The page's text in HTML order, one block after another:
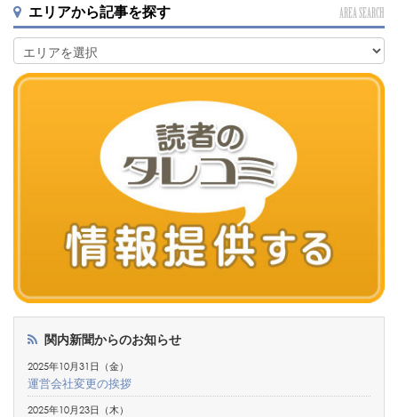
エリアから記事を探す AREA SEARCH
関内新聞からのお知らせ
2025年10月31日（金）
運営会社変更の挨拶
2025年10月23日（木）